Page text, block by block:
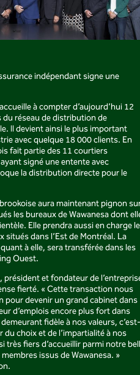
indépendant signe une
à compter d’aujourd’hui 12
réseau de distribution de
Il devient ainsi le plus important
avec quelque 18 000 clients. En
fait partie des 11 courtiers
signé une entente avec
la distribution directe pour le
aura maintenant pignon
les bureaux de Wawanesa dont
Elle prendra aussi en charge
situés dans l’Est de Montréal. La
à elle, sera transférée dans les
Ouest.
et fondateur de
fierté. « Cette transaction nous
pour devenir un grand cabinet dans
d’emplois encore plus fort dans
fidèle à nos valeurs, c’est-
choix et de l’impartialité à nos
très fiers d’accueillir parmi notre
issus de Wawanesa. »